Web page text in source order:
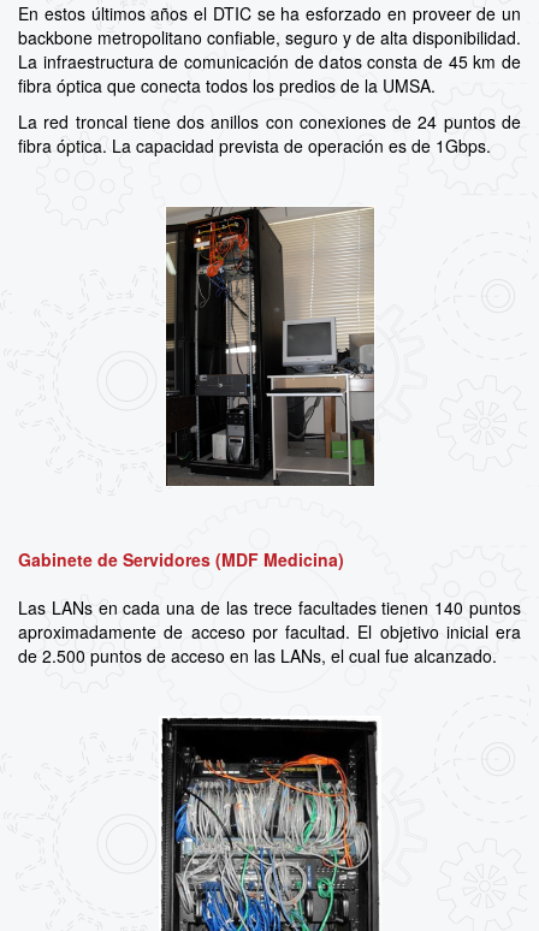
En estos últimos años el DTIC se ha esforzado en proveer de un
backbone metropolitano confiable, seguro y de alta disponibilidad.
La infraestructura de comunicación de datos consta de 45 km de
fibra óptica que conecta todos los predios de la UMSA.
La red troncal tiene dos anillos con conexiones de 24 puntos de
fibra óptica. La capacidad prevista de operación es de 1Gbps.
Gabinete de Servidores (MDF Medicina)
Las LANs en cada una de las trece facultades tienen 140 puntos
aproximadamente de acceso por facultad. El objetivo inicial era
de 2.500 puntos de acceso en las LANs, el cual fue alcanzado.